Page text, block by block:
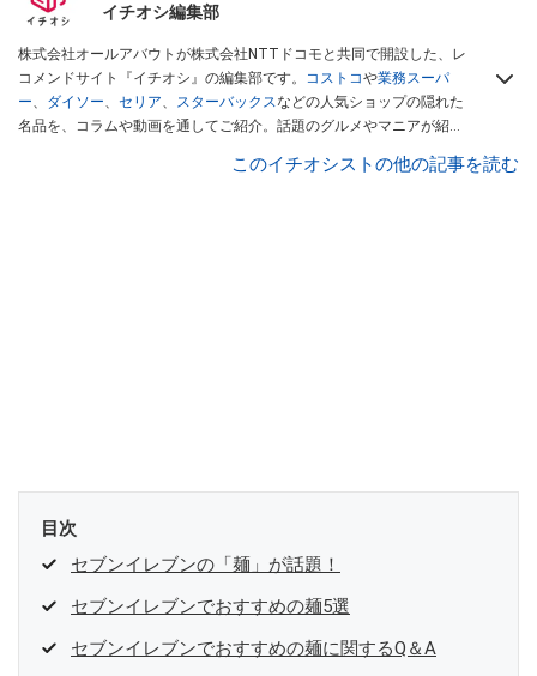
イチオシ編集部
株式会社オールアバウトが株式会社NTTドコモと共同で開設した、レ
コメンドサイト『イチオシ』の編集部です。 コストコや業務スーパ
ー、 ダイソー、 セリア、 スターバックスなどの人気ショップの隠れた
名品を、コラムや動画を通してご紹介。話題のグルメやマニアが紹介
インフルエンサーが実際に使用してレビューしています。毎日トレン
このイチオシストの他の記事を読む
目次
セブンイレブンの「麺」が話題！
セブンイレブンでおすすめの麺5選
セブンイレブンでおすすめの麺に関するQ＆A